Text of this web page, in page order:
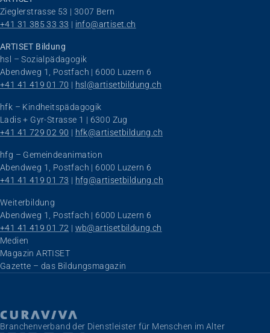
Zieglerstrasse 53 | 3007 Bern
+41 31 385 33 33 | info@artiset.ch
ARTISET Bildung
hsl – Sozialpädagogik
Abendweg 1, Postfach | 6000 Luzern 6
+41 41 419 01 70 | hsl@artisetbildung.ch
hfk – Kindheitspädagogik
Ladis + Gyr-Strasse 1 | 6300 Zug
+41 41 729 02 90 | hfk@artisetbildung.ch
hfg – Gemeindeanimation
Abendweg 1, Postfach | 6000 Luzern 6
+41 41 419 01 73 | hfg@artisetbildung.ch
Weiterbildung
Abendweg 1, Postfach | 6000 Luzern 6
+41 41 419 01 72 | wb@artisetbildung.ch
Navigation überspringen
Medien
Magazin ARTISET
Gazette – das Bildungsmagazin
Branchenverband der Dienstleister für Menschen im Alter